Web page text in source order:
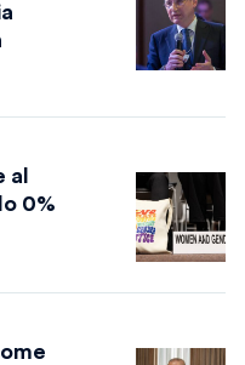
al
0%